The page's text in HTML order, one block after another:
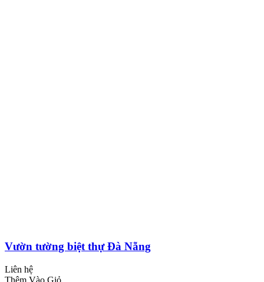
Vườn tường biệt thự Đà Nẵng
Liên hệ
Thêm Vào Giỏ